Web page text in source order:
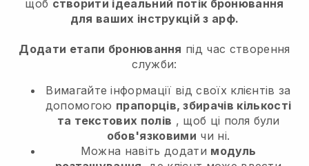
щоб створити ідеальний потік бронювання
для ваших інструкцій з арф.
Додати етапи бронювання під час створення
служби:
Вимагайте інформації від своїх клієнтів за
допомогою прапорців, збирачів кількості
та текстових полів , щоб ці поля були
обов'язковими чи ні.
Можна навіть додати модуль